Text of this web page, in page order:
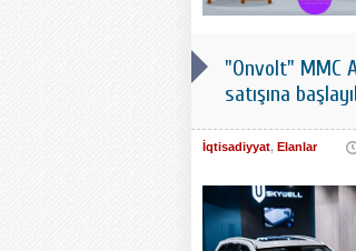
"Onvolt" MMC
satışına
İqtisadiyyat, Elanlar